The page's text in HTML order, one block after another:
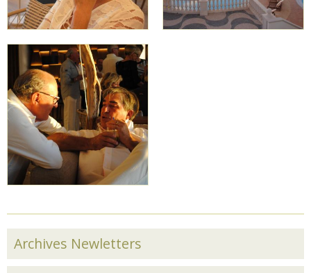
Archives Newletters